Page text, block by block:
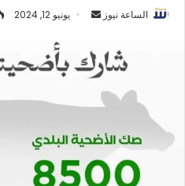
الساعة نيوز
أرسل
إلكترونيا
يونيو 12, 2024